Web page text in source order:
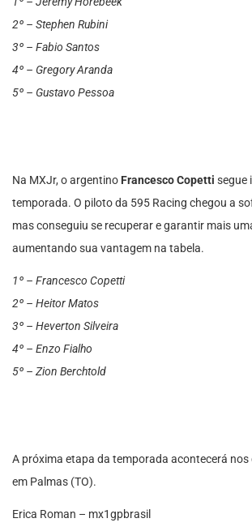
2º – Stephen Rubini
3º – Fabio Santos
4º – Gregory Aranda
5º – Gustavo Pessoa
Na MXJr, o argentino Francesco Copetti segue
temporada. O piloto da 595 Racing chegou a
mas conseguiu se recuperar e garantir mais
aumentando sua vantagem na tabela.
1º – Francesco Copetti
2º – Heitor Matos
3º – Heverton Silveira
4º – Enzo Fialho
5º – Zion Berchtold
A próxima etapa da temporada acontecerá nos
em Palmas (TO).
Erica Roman – mx1gpbrasil